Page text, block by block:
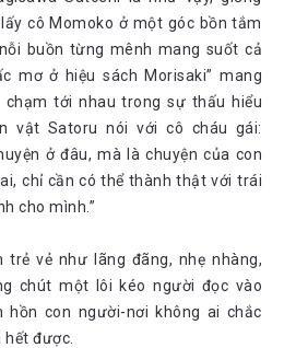
cô Momoko ở một góc bồn tắm
buồn từng mênh mang suốt cả
mơ ở hiệu sách Morisaki” mang
chạm tới nhau trong sự thấu hiểu
vật Satoru nói với cô cháu gái:
ở đâu, mà là chuyện của con
chỉ cần có thể thành thật với trái
cho mình.”
trẻ vẻ như lãng đãng, nhẹ nhàng,
chút một lôi kéo người đọc vào
con người-nơi không ai chắc
được.